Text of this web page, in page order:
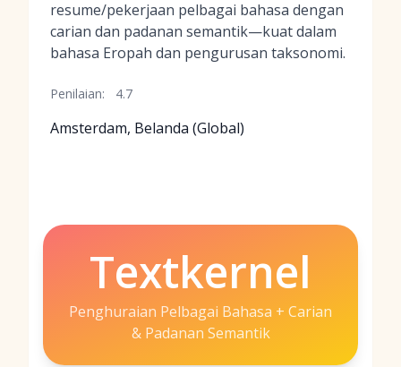
resume/pekerjaan pelbagai bahasa dengan
carian dan padanan semantik—kuat dalam
bahasa Eropah dan pengurusan taksonomi.
Penilaian: 4.7
Amsterdam, Belanda (Global)
Textkernel
Penghuraian Pelbagai Bahasa + Carian
& Padanan Semantik